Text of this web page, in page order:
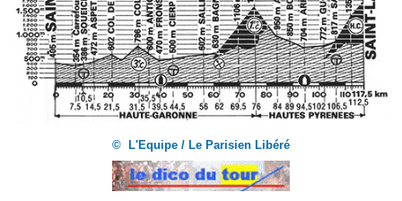
© L'Equipe / Le Parisien Libéré